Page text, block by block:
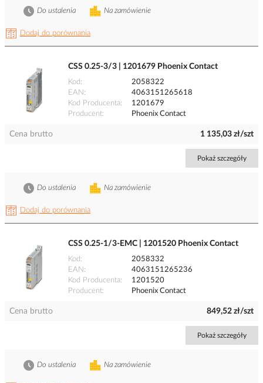
Dodaj do porównania
Na zamówienie
Do ustalenia
CSS 0.25-3/3 | 1201679 Phoenix Contact
Kod
2058322
EAN
4063151265618
Kod Producenta
1201679
Producent
Phoenix Contact
Cena brutto 1 135,03 zł/szt
Pokaż szczegóły
Dodaj do porównania
Na zamówienie
Do ustalenia
CSS 0.25-1/3-EMC | 1201520 Phoenix Contact
Kod
2058332
EAN
4063151265236
Kod Producenta
1201520
Producent
Phoenix Contact
Cena brutto 849,52 zł/szt
Pokaż szczegóły
Na zamówienie
Do ustalenia